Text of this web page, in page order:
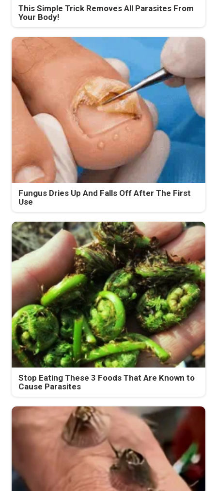
This Simple Trick Removes All Parasites From
Your Body!
Fungus Dries Up And Falls Off After The First
Use
Stop Eating These 3 Foods That Are Known to
Cause Parasites